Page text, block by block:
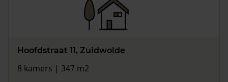
Hoofdstraat 11, Zuidwolde
8 kamers | 347 m2